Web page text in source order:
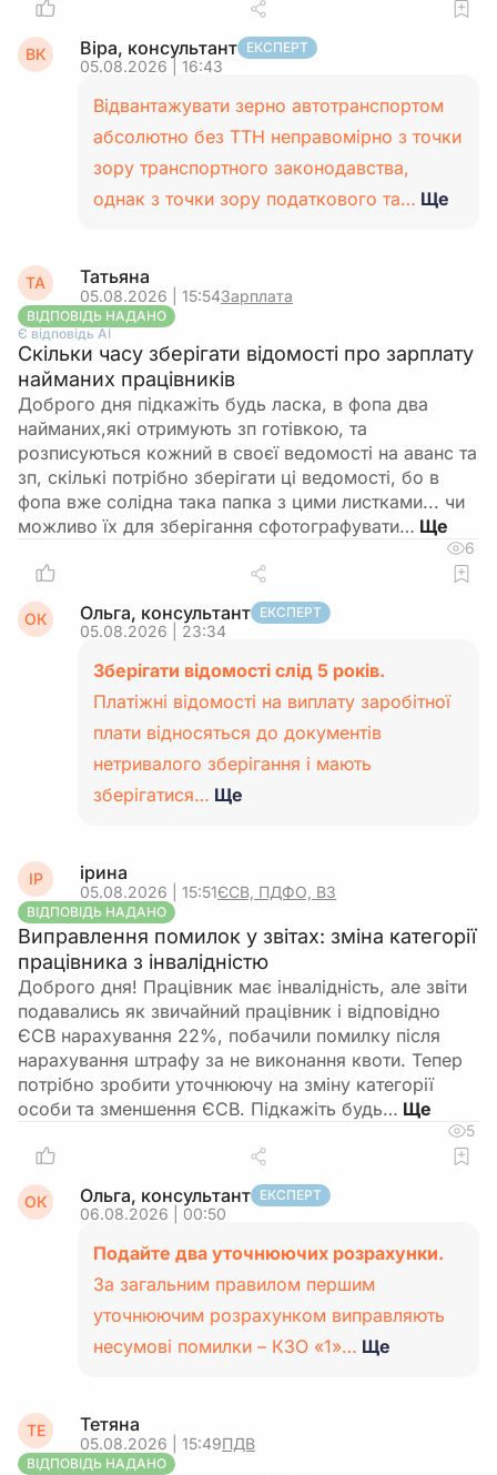
ВК Віра, консультант ЕКСПЕРТ
05.08.2026 | 16:43
Відвантажувати зерно автотранспортом
абсолютно без ТТН неправомірно з точки
зору транспортного законодавства,
однак з точки зору податкового та… Ще
ТА Татьяна
05.08.2026 | 15:54Зарплата
ВІДПОВІДЬ НАДАНО
Є відповідь АІ
Скільки часу зберігати відомості про зарплату
найманих працівників
Доброго дня підкажіть будь ласка, в фопа два
найманих,які отримують зп готівкою, та
розписуються кожний в своєї ведомості на аванс та
зп, скількі потрібно зберігати ці ведомості, бо в
фопа вже солідна така папка з цими листками... чи
можливо їх для зберігання сфотографувати…
6
ОК Ольга, консультант ЕКСПЕРТ
05.08.2026 | 23:34
Зберігати відомості слід 5 років.
Платіжні відомості на виплату заробітної
плати відносяться до документів
нетривалого зберігання і мають
зберігатися… Ще
ІР ірина
05.08.2026 | 15:51ЄСВ, ПДФО, ВЗ
ВІДПОВІДЬ НАДАНО
Виправлення помилок у звітах: зміна категорії
працівника з інвалідністю
Доброго дня! Працівник має інвалідність, але звіти
подавались як звичайний працівник і відповідно
ЄСВ нарахування 22%, побачили помилку після
нарахування штрафу за не виконання квоти. Тепер
потрібно зробити уточнюючу на зміну категорії
особи та зменшення ЄСВ. Підкажіть будь…
5
ОК Ольга, консультант ЕКСПЕРТ
06.08.2026 | 00:50
Подайте два уточнюючих розрахунки.
За загальним правилом першим
уточнюючим розрахунком виправляють
несумові помилки – КЗО «1»… Ще
ТЕ Тетяна
05.08.2026 | 15:49ПДВ
ВІДПОВІДЬ НАДАНО